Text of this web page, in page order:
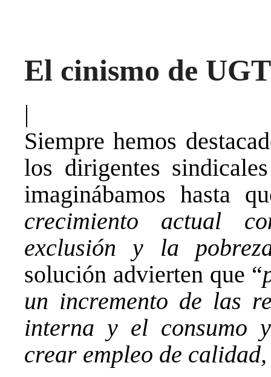
El cinismo de UGT
|
Siempre hemos
los dirigentes
imaginábamos hasta
crecimiento actual
exclusión y la
solución advierten que “
un incremento de las
interna y el consumo
crear empleo de